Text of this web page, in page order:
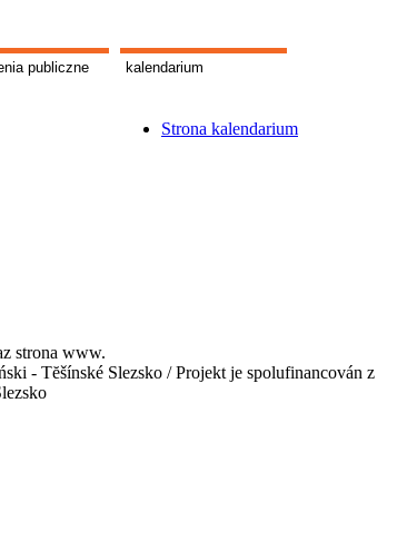
publiczne kalendarium
Strona kalendarium
strona www.
- Tĕšínské Slezsko / Projekt je spolufinancován z